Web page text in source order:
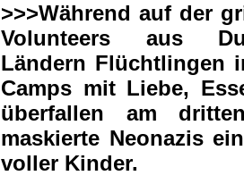
>>>Während auf der
Volunteers aus
Ländern Flüchtlingen
Camps mit Liebe,
überfallen am
maskierte Neonazis
voller Kinder.